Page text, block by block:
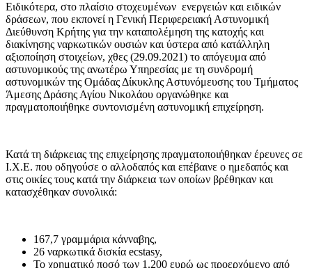
Ειδικότερα, στο πλαίσιο στοχευμένων ενεργειών και ειδικών
δράσεων, που εκπονεί η Γενική Περιφερειακή Αστυνομική
Διεύθυνση Κρήτης για την καταπολέμηση της κατοχής και
διακίνησης ναρκωτικών ουσιών και ύστερα από κατάλληλη
αξιοποίηση στοιχείων, χθες (29.09.2021) το απόγευμα από
αστυνομικούς της ανωτέρω Υπηρεσίας με τη συνδρομή
αστυνομικών της Ομάδας Δίκυκλης Αστυνόμευσης του Τμήματος
Άμεσης Δράσης Αγίου Νικολάου οργανώθηκε και
πραγματοποιήθηκε συντονισμένη αστυνομική επιχείρηση.
Κατά τη διάρκειας της επιχείρησης πραγματοποιήθηκαν έρευνες σε
Ι.Χ.Ε. που οδηγούσε ο αλλοδαπός και επέβαινε ο ημεδαπός και
στις οικίες τους κατά την διάρκεια των οποίων βρέθηκαν και
κατασχέθηκαν συνολικά:
167,7 γραμμάρια κάνναβης,
26 ναρκωτικά δισκία ecstasy,
Το χρηματικό ποσό των 1.200 ευρώ ως προερχόμενο από